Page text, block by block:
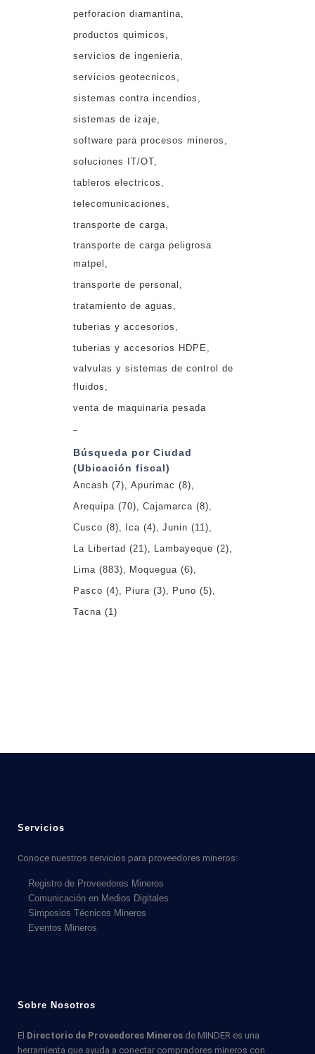
perforacion diamantina
productos quimicos
servicios de ingenieria
servicios geotecnicos
sistemas contra incendios
sistemas de izaje
software para procesos mineros
soluciones IT/OT
tableros electricos
telecomunicaciones
transporte de carga
transporte de carga peligrosa
matpel
transporte de personal
tratamiento de aguas
tuberias y accesorios
tuberias y accesorios HDPE
valvulas y sistemas de control de
fluidos
venta de maquinaria pesada
Búsqueda por Ciudad
(Ubicación fiscal)
Ancash (7) Apurimac (8)
Arequipa (70) Cajamarca (8)
Cusco (8) Ica (4) Junin (11)
La Libertad (21) Lambayeque (2)
Lima (883) Moquegua (6)
Pasco (4) Piura (3) Puno (5)
Tacna (1)
Servicios
Conoce nuestros servicios para proveedores mineros:
Registro de Proveedores Mineros
Comunicación en Medios Digitales
Simposios Técnicos Mineros
Eventos Mineros
Sobre Nosotros
El Directorio de Proveedores Mineros de MINDER es una
herramienta que ayuda a conectar compradores mineros con